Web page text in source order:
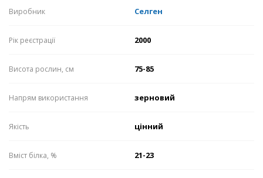
Виробник Селген
Рік реєстрації 2000
Висота рослин, см 75-85
Напрям використання зерновий
Якість цінний
Вміст білка, % 21-23